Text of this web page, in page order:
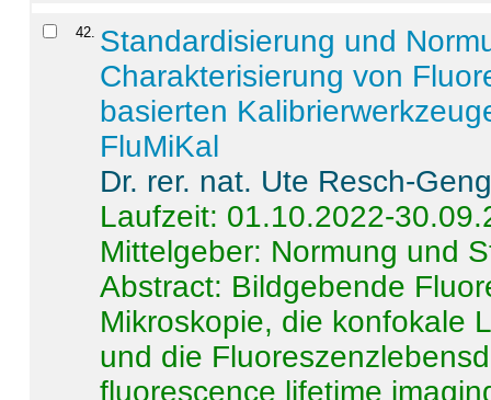
42. Standardisierung und
Charakterisierung von
basierten
FluMiKal
Dr. rer. nat. Ute Resch-
Laufzeit: 01.10.2022-
Mittelgeber: Normung und
Abstract: Bildgebende
Mikroskopie, die konfokale
und die
fluorescence lifetime